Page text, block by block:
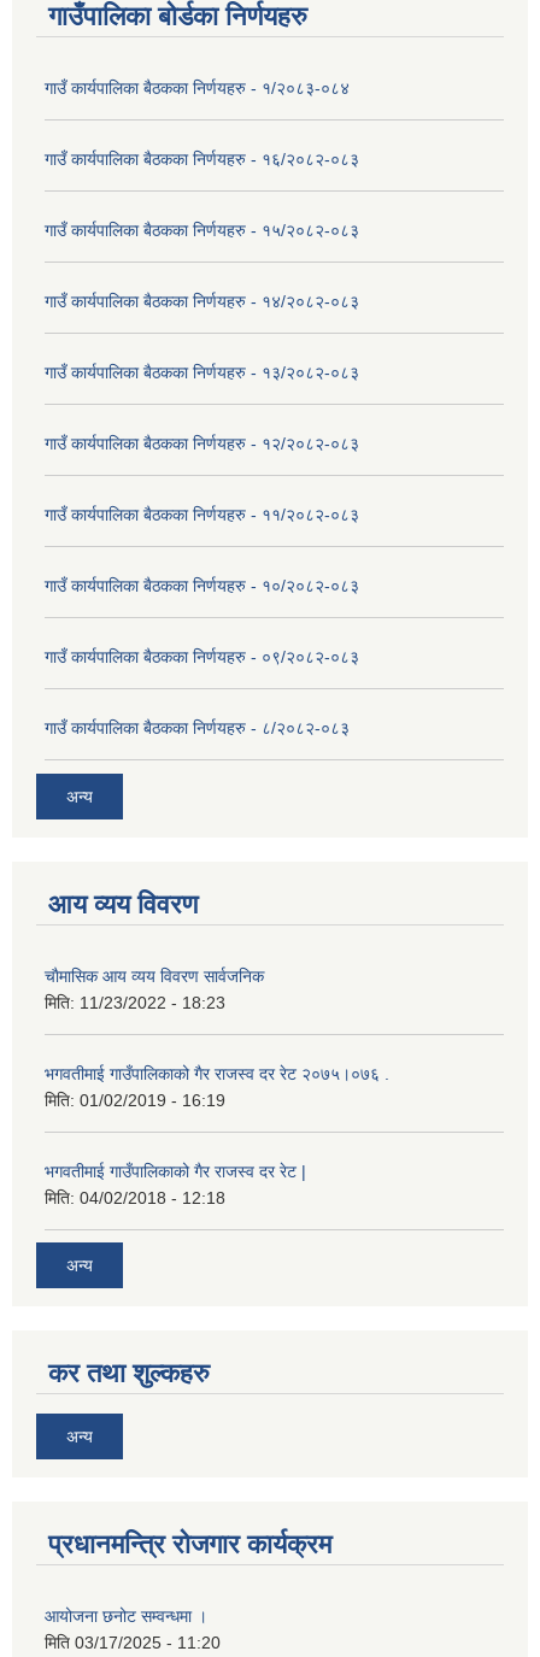
गाउँपालिका बोर्डका निर्णयहरु
गाउँ कार्यपालिका बैठकका निर्णयहरु - १/२०८३-०८४
गाउँ कार्यपालिका बैठकका निर्णयहरु - १६/२०८२-०८३
गाउँ कार्यपालिका बैठकका निर्णयहरु - १५/२०८२-०८३
गाउँ कार्यपालिका बैठकका निर्णयहरु - १४/२०८२-०८३
गाउँ कार्यपालिका बैठकका निर्णयहरु - १३/२०८२-०८३
गाउँ कार्यपालिका बैठकका निर्णयहरु - १२/२०८२-०८३
गाउँ कार्यपालिका बैठकका निर्णयहरु - ११/२०८२-०८३
गाउँ कार्यपालिका बैठकका निर्णयहरु - १०/२०८२-०८३
गाउँ कार्यपालिका बैठकका निर्णयहरु - ०९/२०८२-०८३
गाउँ कार्यपालिका बैठकका निर्णयहरु - ८/२०८२-०८३
अन्य
आय व्यय विवरण
चाैमासिक आय व्यय विवरण सार्वजनिक
मिति: 11/23/2022 - 18:23
भगवतीमाई गाउँपालिकाको गैर राजस्व दर रेट २०७५।०७६ .
मिति: 01/02/2019 - 16:19
भगवतीमाई गाउँपालिकाको गैर राजस्व दर रेट |
मिति: 04/02/2018 - 12:18
अन्य
कर तथा शुल्कहरु
अन्य
प्रधानमन्त्रि रोजगार कार्यक्रम
आयोजना छनोट सम्वन्धमा ।
मिति 03/17/2025 - 11:20